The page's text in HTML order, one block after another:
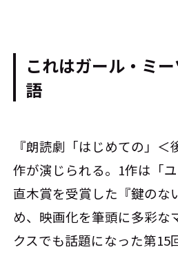
これはガール・ミ
語
『朗読劇「はじめての」
作が演じられる。1作は「
直木賞を受賞した『鍵のな
め、映画化を筆頭に多彩な
クスでも話題になった第15